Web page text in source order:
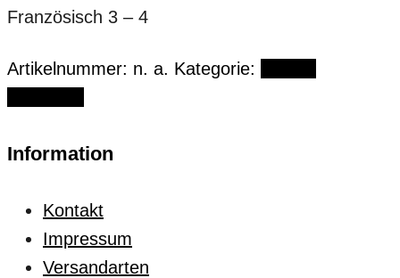
Französisch 3 – 4
Artikelnummer: n. a. Kategorie:
Information
Kontakt
Impressum
Versandarten